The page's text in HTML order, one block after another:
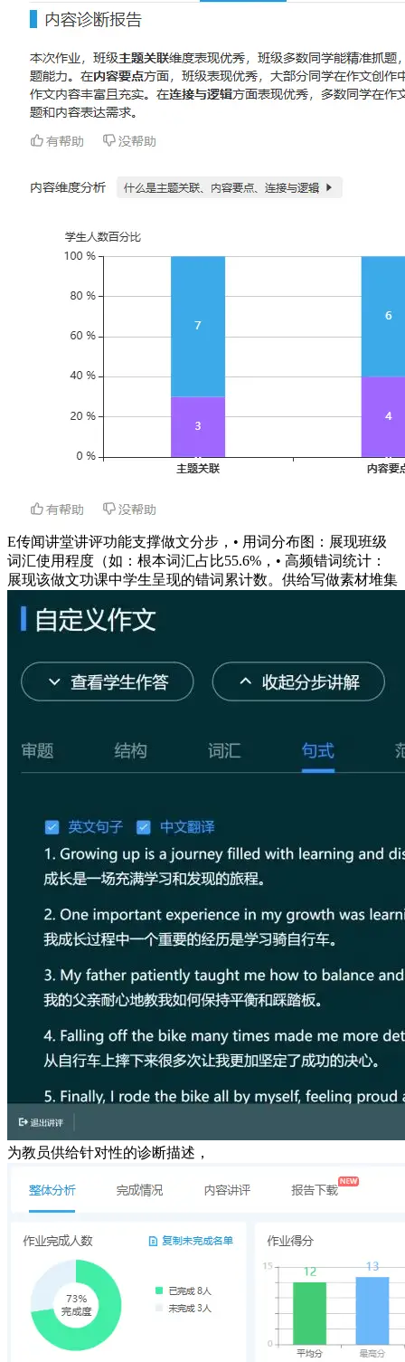
E传闻讲堂讲评功能支撑做文分步，• 用词分布图：展现班级
词汇使用程度（如：根本词汇占比55.6%，• 高频错词统计：
展现该做文功课中学生呈现的错词累计数。供给写做素材堆集
为教员供给针对性的诊断描述，